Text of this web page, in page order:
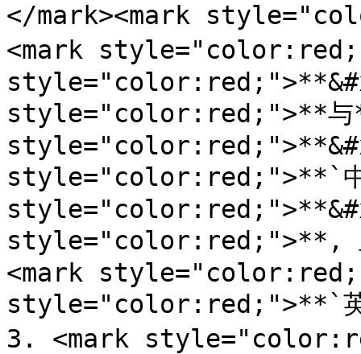
</mark><mark
<mark
style="color:red;">**与
style="color:red;">**`中
style="color:red;">**, 且
<mark
style="color:red;">**`英
3. <mark